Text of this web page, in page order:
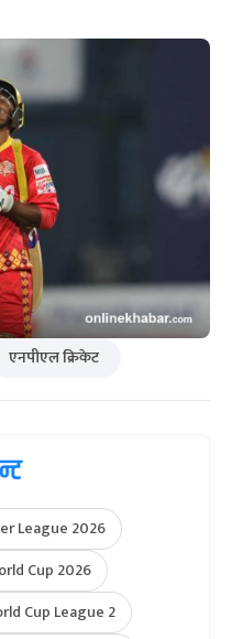
एनपीएल क्रिकेट
League 2026
Cup 2026
Cup League 2